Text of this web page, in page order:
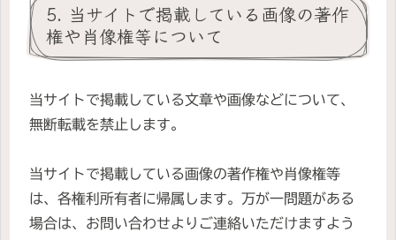
5. 当サイトで掲載している画像の著作
権や肖像権等について
当サイトで掲載している文章や画像などについて、
無断転載を禁止します。
当サイトで掲載している画像の著作権や肖像権等
は、各権利所有者に帰属します。万が一問題がある
場合は、お問い合わせよりご連絡いただけますよう